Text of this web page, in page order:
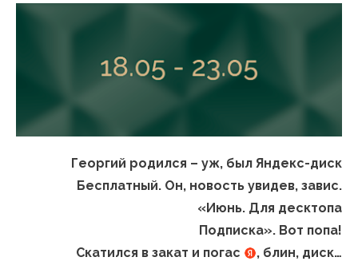
Георгий родился – уж, был Яндекс-диск
Бесплатный. Он, новость увидев, завис.
«Июнь. Для десктопа
Подписка». Вот попа!
Скатился в закат и погас
, блин, диск…